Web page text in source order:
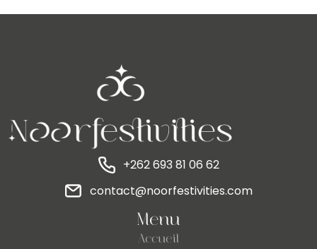
+262 693 81 06 62
contact@noorfestivities.com
Menu
Accueil